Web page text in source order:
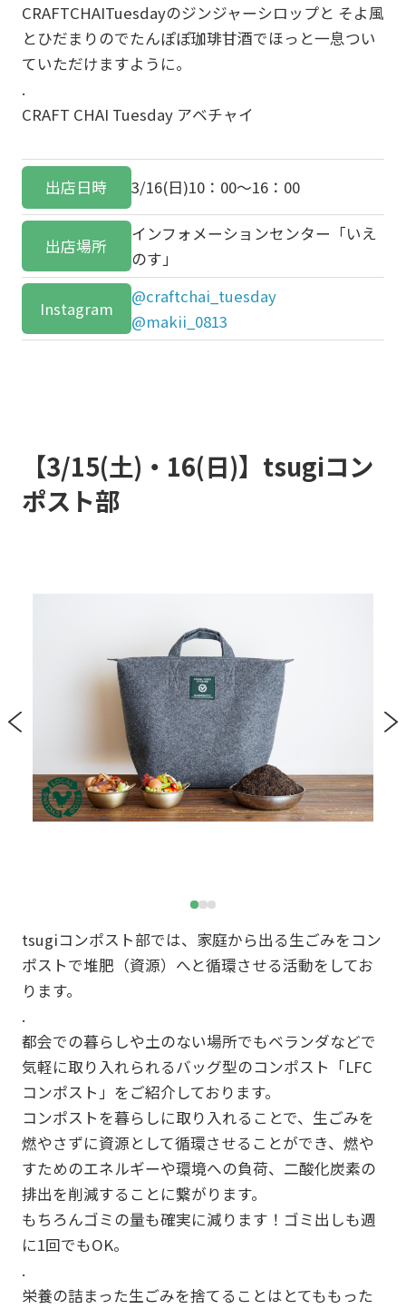
CRAFTCHAITuesdayのジンジャーシロップと そよ風
とひだまりのでたんぽぽ珈琲甘酒でほっと一息つい
ていただけますように。
.
CRAFT CHAI Tuesday アベチャイ
出店日時 3/16(日)10：00～16：00
出店場所
インフォメーションセンター「いえ
のす」
Instagram
@craftchai_tuesday
@makii_0813
【3/15(土)・16(日)】tsugiコン
ポスト部
tsugiコンポスト部では、家庭から出る生ごみをコン
ポストで堆肥（資源）へと循環させる活動をしてお
ります。
.
都会での暮らしや土のない場所でもベランダなどで
気軽に取り入れられるバッグ型のコンポスト「LFC
コンポスト」をご紹介しております。
コンポストを暮らしに取り入れることで、生ごみを
燃やさずに資源として循環させることができ、燃や
すためのエネルギーや環境への負荷、二酸化炭素の
排出を削減することに繋がります。
もちろんゴミの量も確実に減ります！ゴミ出しも週
に1回でもOK。
.
栄養の詰まった生ごみを捨てることはとてももった